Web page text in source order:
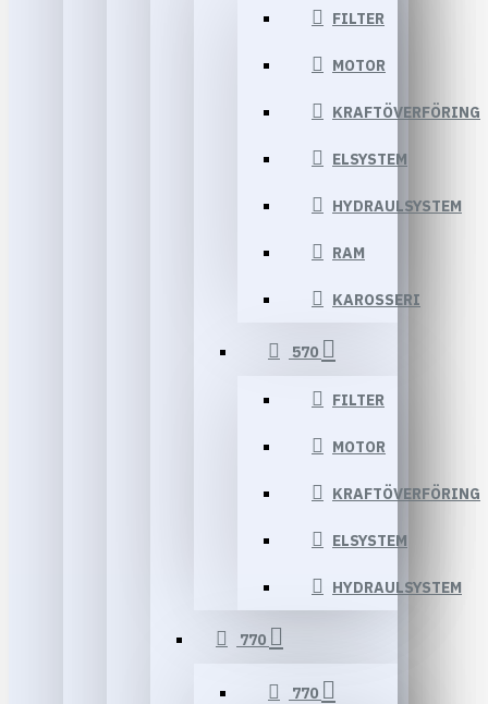
FILTER
MOTOR
KRAFTÖVERFÖRING
ELSYSTEM
HYDRAULSYSTEM
RAM
KAROSSERI
570
FILTER
MOTOR
KRAFTÖVERFÖRING
ELSYSTEM
HYDRAULSYSTEM
770
770